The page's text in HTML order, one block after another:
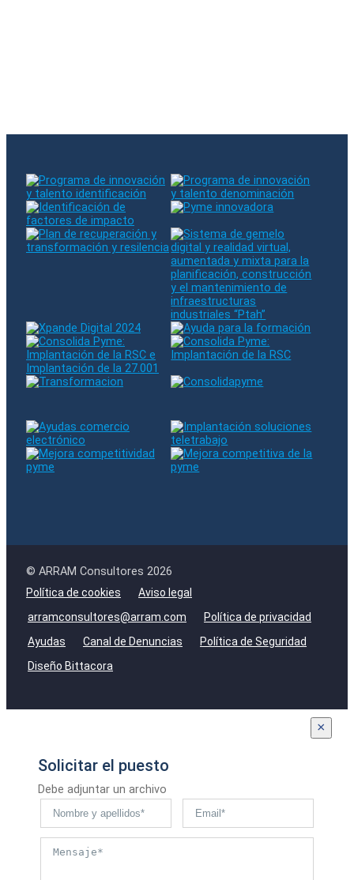
© ARRAM Consultores 2026
Política de cookies
Aviso legal
arramconsultores@arram.com
Política de privacidad
Ayudas
Canal de Denuncias
Política de Seguridad
Diseño Bittacora
×
Solicitar el puesto
Debe adjuntar un archivo